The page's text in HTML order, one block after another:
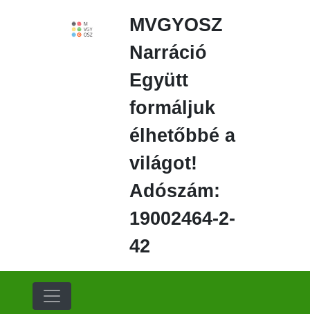
MVGYOSZ
Narráció
Együtt
formáljuk
élhetőbbé a
világot!
Adószám:
19002464-2-
42